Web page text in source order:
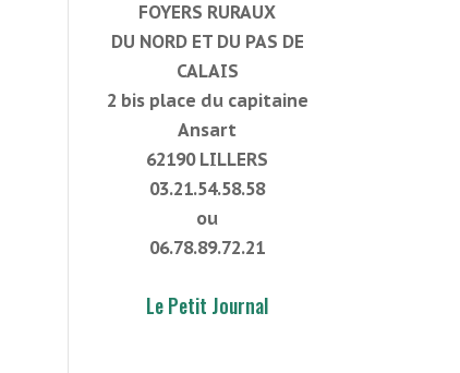
FOYERS RURAUX
DU NORD ET DU PAS DE
CALAIS
2 bis place du capitaine
Ansart
62190 LILLERS
03.21.54.58.58
ou
06.78.89.72.21
Le Petit Journal